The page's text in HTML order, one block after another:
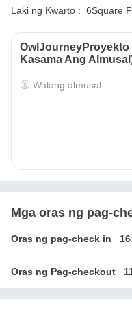
Laki ng Kwarto : 6Square
OwlJourneyProyekto
Kasama Ang
Walang almusal
Mga oras ng pag-
Oras ng pag-check in
Oras ng Pag-checkout